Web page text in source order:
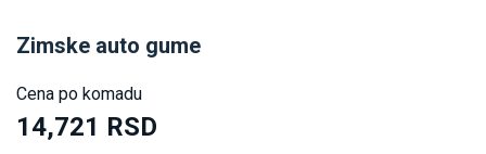
Zimske auto gume
Cena po komadu
14,721 RSD